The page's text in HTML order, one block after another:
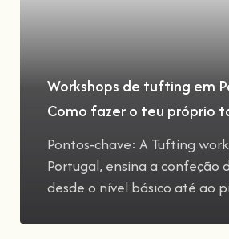
Workshops de tufting em
Como fazer o teu próprio
Pontos-chave: A Tufting
Portugal, ensina a confeção
desde o nível básico até ao